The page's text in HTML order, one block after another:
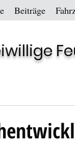
Beiträge